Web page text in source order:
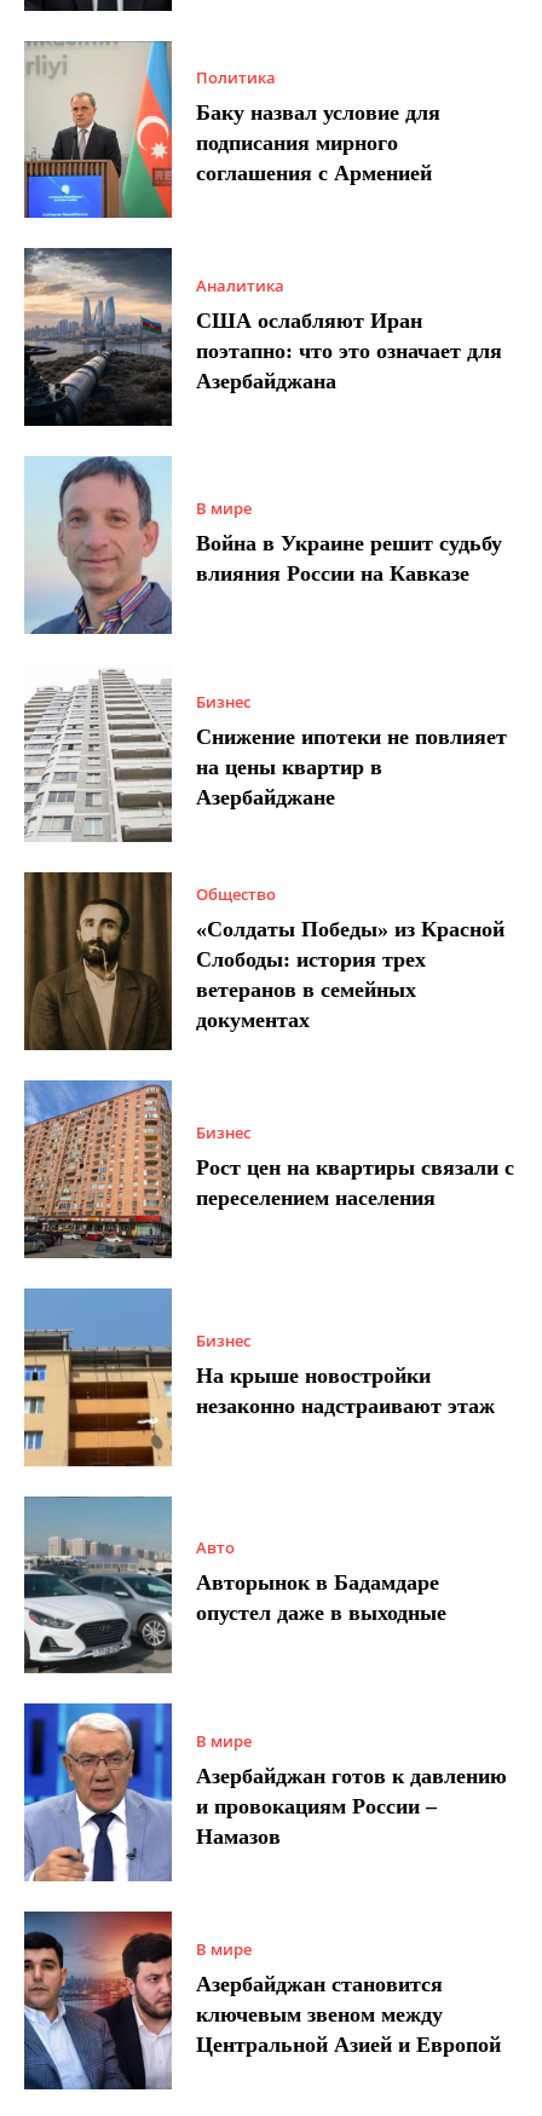
Политика
Баку назвал условие для
подписания мирного
соглашения с Арменией
Аналитика
США ослабляют Иран
поэтапно: что это означает для
Азербайджана
В мире
Война в Украине решит судьбу
влияния России на Кавказе
Бизнес
Снижение ипотеки не повлияет
на цены квартир в
Азербайджане
Общество
«Солдаты Победы» из Красной
Слободы: история трех
ветеранов в семейных
документах
Бизнес
Рост цен на квартиры связали с
переселением населения
Бизнес
На крыше новостройки
незаконно надстраивают этаж
Авто
Авторынок в Бадамдаре
опустел даже в выходные
В мире
Азербайджан готов к давлению
и провокациям России –
Намазов
В мире
Азербайджан становится
ключевым звеном между
Центральной Азией и Европой